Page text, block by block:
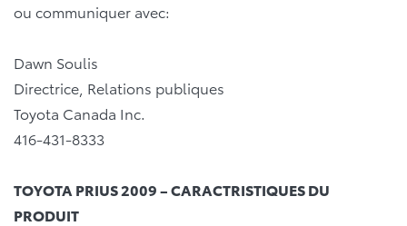
ou communiquer avec:
Dawn Soulis
Directrice, Relations publiques
Toyota Canada Inc.
416-431-8333
TOYOTA PRIUS 2009 – CARACTRISTIQUES DU
PRODUIT